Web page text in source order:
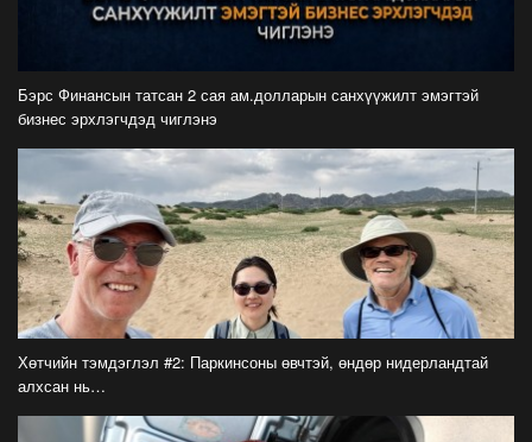
Засгийн газрын хуралдаанаас гарсан
шийдвэрийг танилцуулж байна
Тажикистан Улсын Ерөнхийлөгч Эмомали
Рахмоныг угтан авлаа
2026-07-21
Н.Учрал: Аль замуудыг хэзээнээс хаахаа
08.01 гэхэд нийслэлчүүдэд мэдээлээрэй
2026-07-20
Цомоо өргөж, ялалтаа тэмдэглэх аваргуудын
дэргэдээс Трамп холдохыг хүссэнгүй
Бэрс Финансын татсан 2 сая ам.долларын санхүүжилт эмэгтэй
бизнес эрхлэгчдэд чиглэнэ
Хөтчийн тэмдэглэл #2: Паркинсоны өвчтэй, өндөр нидерландтай
алхсан нь…